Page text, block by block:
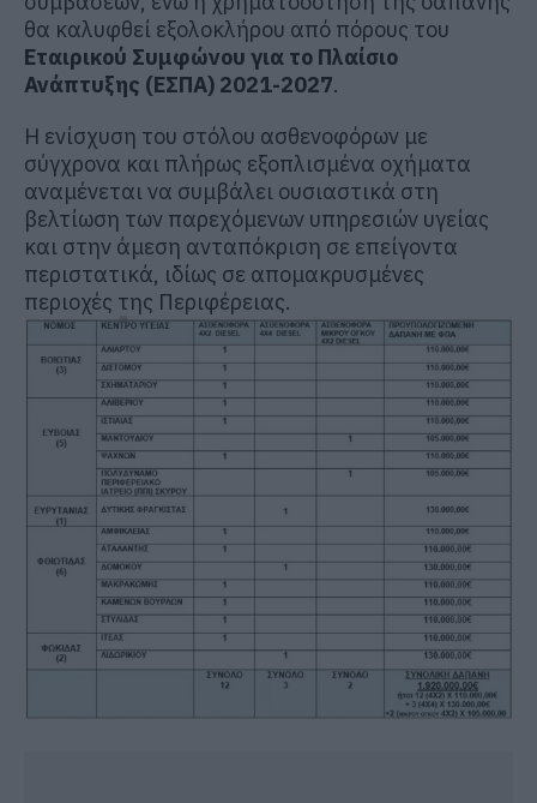
θα καλυφθεί εξολοκλήρου από πόρους του
Εταιρικού Συμφώνου για το Πλαίσιο
Ανάπτυξης (ΕΣΠΑ) 2021-2027.
Η ενίσχυση του στόλου ασθενοφόρων με
σύγχρονα και πλήρως εξοπλισμένα οχήματα
αναμένεται να συμβάλει ουσιαστικά στη
βελτίωση των παρεχόμενων υπηρεσιών υγείας
και στην άμεση ανταπόκριση σε επείγοντα
περιστατικά, ιδίως σε απομακρυσμένες
περιοχές της Περιφέρειας.